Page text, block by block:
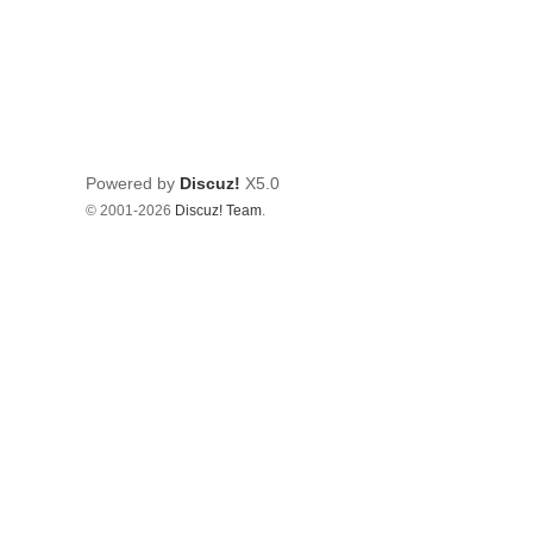
Powered by Discuz! X5.0
© 2001-2026 Discuz! Team